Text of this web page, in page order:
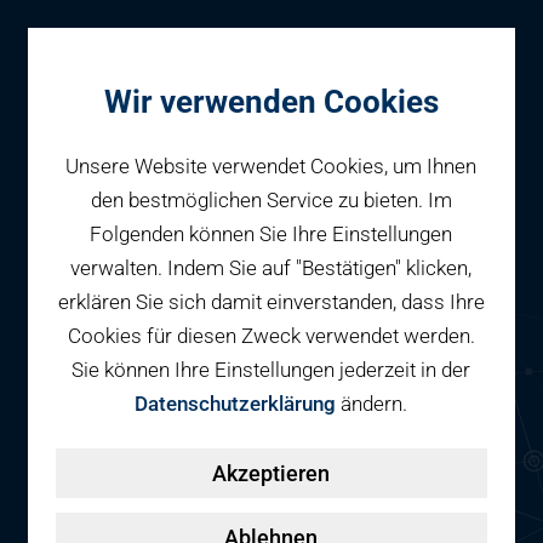
Parken
Reservieren
Fahrradparken
Geschäftspartner
Parkraumbewirtschaftung
Smart Mobility Hubs
Services
Garage
Staatsanwaltschaft,
L10, 11-12
Wir verwenden Cookies
Unsere Website verwendet Cookies, um Ihnen
den bestmöglichen Service zu bieten. Im
Folgenden können Sie Ihre Einstellungen
verwalten. Indem Sie auf "Bestätigen" klicken,
erklären Sie sich damit einverstanden, dass Ihre
Cookies für diesen Zweck verwendet werden.
Sie können Ihre Einstellungen jederzeit in der
Datenschutzerklärung ändern.
Akzeptieren
Ablehnen